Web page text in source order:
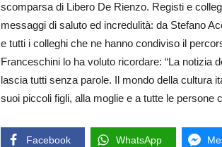
scomparsa di Libero De Rienzo. Registi e
messaggi di saluto ed incredulità: da Stefano
e tutti i colleghi che ne hanno condiviso il
Franceschini lo ha voluto ricordare: “La notizia
lascia tutti senza parole. Il mondo della cultura
suoi piccoli figli, alla moglie e a tutte le persone
Facebook WhatsApp